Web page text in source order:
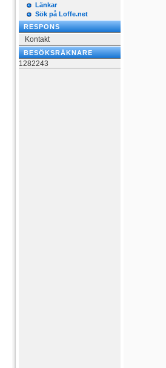
Länkar
Sök på Loffe.net
RESPONS
Kontakt
BESÖKSRÄKNARE
1282243